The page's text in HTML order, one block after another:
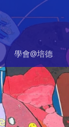
學會@培德